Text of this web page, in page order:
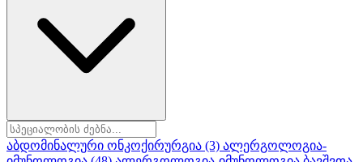
აბდომინალური ონკოქირურგია (3) ალერგოლოგია-